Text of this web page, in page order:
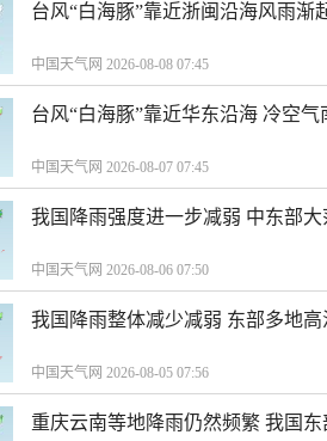
台风“白海豚”靠近浙闽沿海风雨渐
中国天气网 2026-08-08 07:45
台风“白海豚”靠近华东沿海 冷空
中国天气网 2026-08-07 07:45
我国降雨强度进一步减弱 中东部
中国天气网 2026-08-06 07:50
我国降雨整体减少减弱 东部多地
中国天气网 2026-08-05 07:56
重庆云南等地降雨仍然频繁 我国